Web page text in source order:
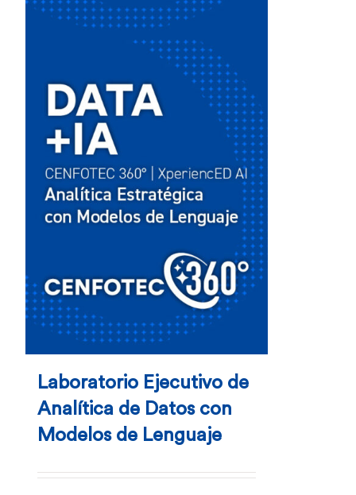
Laboratorio Ejecutivo de
Analítica de Datos con
Modelos de Lenguaje